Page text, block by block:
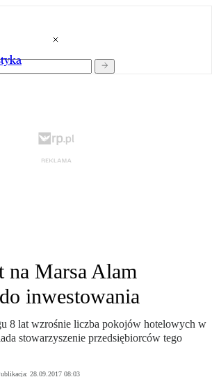
na Marsa Alam
inwestowania
8 lat wzrośnie liczba pokojów hotelowych w
stowarzyszenie przedsiębiorców tego
28.09.2017 08:03